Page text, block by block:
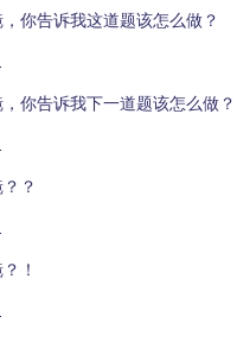
你告诉我这道题该怎么做？
你告诉我下一道题该怎么做？
？
！